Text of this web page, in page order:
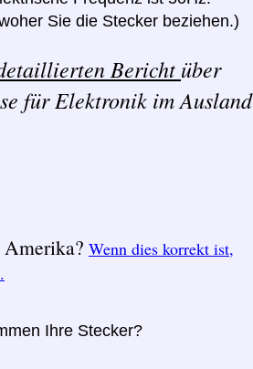
Sie die Stecker beziehen.)
Bericht über
für Elektronik im Ausland
Amerika? Wenn dies korrekt ist,
Ihre Stecker?